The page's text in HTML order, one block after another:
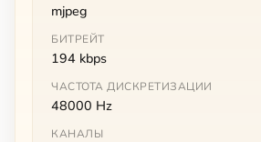
mjpeg
БИТРЕЙТ
194 kbps
ЧАСТОТА ДИСКРЕТИЗАЦИИ
48000 Hz
КАНАЛЫ